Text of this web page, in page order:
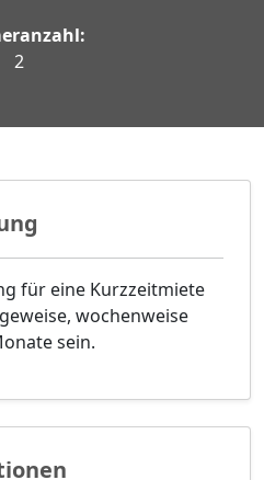
2
für eine Kurzzeitmiete
wochenweise
sein.